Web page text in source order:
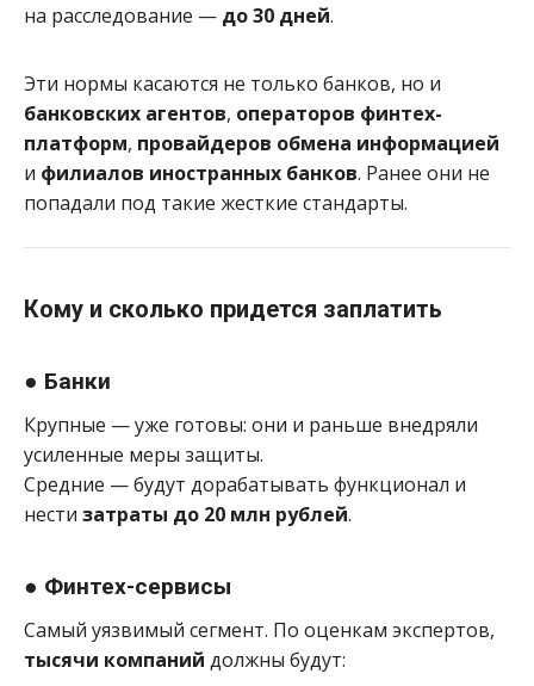
на расследование — до 30 дней.
Эти нормы касаются не только банков, но и
банковских агентов, операторов финтех-
платформ, провайдеров обмена информацией
и филиалов иностранных банков. Ранее они не
попадали под такие жесткие стандарты.
Кому и сколько придется заплатить
● Банки
Крупные — уже готовы: они и раньше внедряли
усиленные меры защиты.
Средние — будут дорабатывать функционал и
нести затраты до 20 млн рублей.
● Финтех-сервисы
Самый уязвимый сегмент. По оценкам экспертов,
тысячи компаний должны будут: